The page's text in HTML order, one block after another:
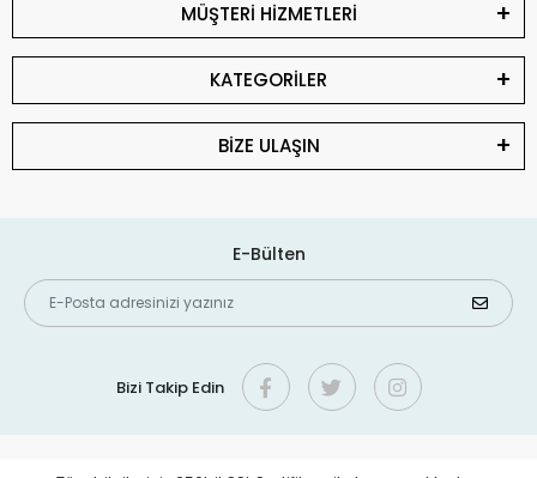
MÜŞTERİ HİZMETLERİ
KATEGORİLER
BİZE ULAŞIN
E-Bülten
Bizi Takip Edin